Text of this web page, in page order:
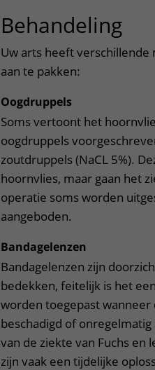
Behandeling
Uw arts heeft
aan te pakken:
Oogdruppels
Soms vertoont het
oogdruppels
zoutdruppels (NaCL 5%).
hoornvlies, maar gaan het
operatie soms worden
aangeboden.
Bandagelenzen
Bandagelenzen zijn
bedekken, feitelijk is het
worden toegepast
beschadigd of
van de ziekte van Fuchs en
zijn vaak een tijdelijke